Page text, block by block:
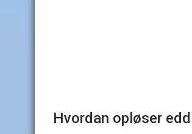
Hvordan opløser